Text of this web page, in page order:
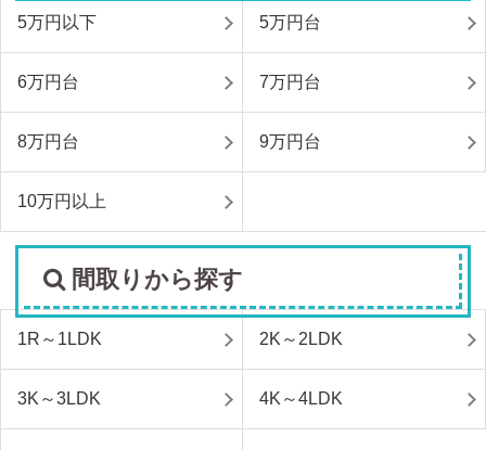
5万円以下 5万円台
6万円台 7万円台
8万円台 9万円台
10万円以上
間取りから探す
1R～1LDK 2K～2LDK
3K～3LDK 4K～4LDK